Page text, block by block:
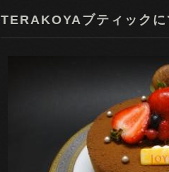
TERAKOYAブティックに